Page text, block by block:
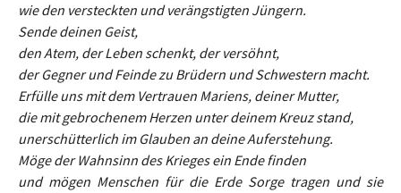
wie den versteckten und verängstigten Jüngern.
Sende deinen Geist,
den Atem, der Leben schenkt, der versöhnt,
der Gegner und Feinde zu Brüdern und Schwestern macht.
Erfülle uns mit dem Vertrauen Mariens, deiner Mutter,
die mit gebrochenem Herzen unter deinem Kreuz stand,
unerschütterlich im Glauben an deine Auferstehung.
Möge der Wahnsinn des Krieges ein Ende finden
und mögen Menschen für die Erde Sorge tragen und sie